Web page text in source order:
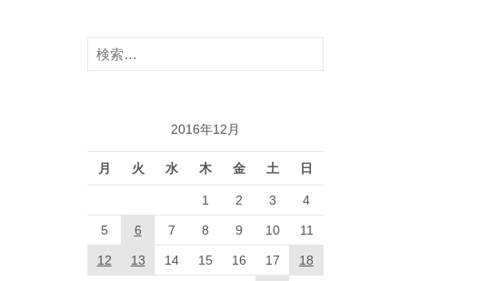
検
索:
2016年12月
月 火 水 木 金 土 日
1 2 3 4
5 6 7 8 9 10 11
12 13 14 15 16 17 18